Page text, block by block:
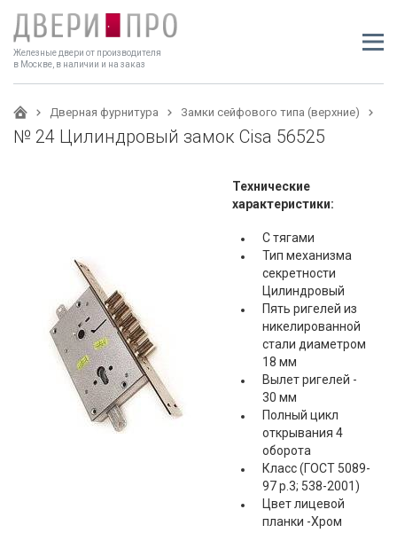
Железные двери от производителя
в Москве, в наличии и на заказ
Дверная фурнитура Замки сейфового типа (верхние)
№ 24 Цилиндровый замок Cisa 56525
Технические
характеристики:
С тягами
Тип механизма
секретности
Цилиндровый
Пять ригелей из
никелированной
стали диаметром
18 мм
Вылет ригелей -
30 мм
Полный цикл
открывания 4
оборота
Класс (ГОСТ 5089-
97 р.3; 538-2001)
Цвет лицевой
планки -Хром